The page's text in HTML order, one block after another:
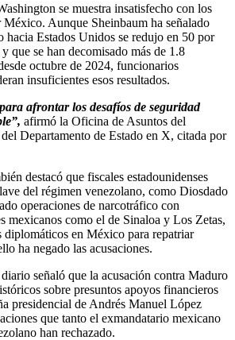
se muestra insatisfecho con los
México. Aunque Sheinbaum ha señalado
Estados Unidos se redujo en 50 por
que se han decomisado más de 1.8
octubre de 2024, funcionarios
insuficientes esos resultados.
afrontar los desafíos de seguridad
afirmó la Oficina de Asuntos del
Departamento de Estado en X, citada por
destacó que fiscales estadounidenses
del régimen venezolano, como Diosdado
operaciones de narcotráfico con
mexicanos como el de Sinaloa y Los Zetas,
diplomáticos en México para repatriar
ha negado las acusaciones.
señaló que la acusación contra Maduro
sobre presuntos apoyos financieros
presidencial de Andrés Manuel López
que tanto el exmandatario mexicano
han rechazado.